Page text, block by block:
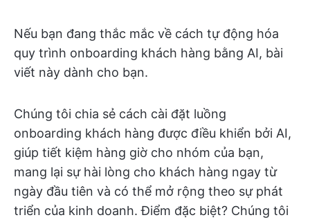
Nếu bạn đang thắc mắc về cách tự động hóa
quy trình onboarding khách hàng bằng AI, bài
viết này dành cho bạn.
Chúng tôi chia sẻ cách cài đặt luồng
onboarding khách hàng được điều khiển bởi AI,
giúp tiết kiệm hàng giờ cho nhóm của bạn,
mang lại sự hài lòng cho khách hàng ngay từ
ngày đầu tiên và có thể mở rộng theo sự phát
triển của kinh doanh. Điểm đặc biệt? Chúng tôi